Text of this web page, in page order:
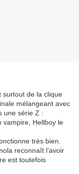
surtout de la clique
mélangeant avec
une série Z :
vampire, Hellboy le
très bien.
reconnaît l’avoir
est toutefois